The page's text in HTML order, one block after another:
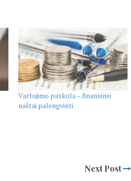
Vartojimo paskola – finansinei
naštai palengvinti
Next Post